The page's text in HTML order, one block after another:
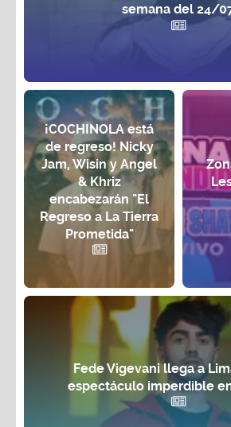
semana del 24/
¡COCHINOLA está
de regreso! Nicky
Jam, Wisin y Angel
& Khriz
encabezarán "El
Regreso a La Tierra
Prometida"
Fede Vigevani llega a
espectáculo imperdible